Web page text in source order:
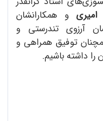
و همکارانشان
آرزوی تندرستی و
توفیق همراهی و
را داشته باشیم.